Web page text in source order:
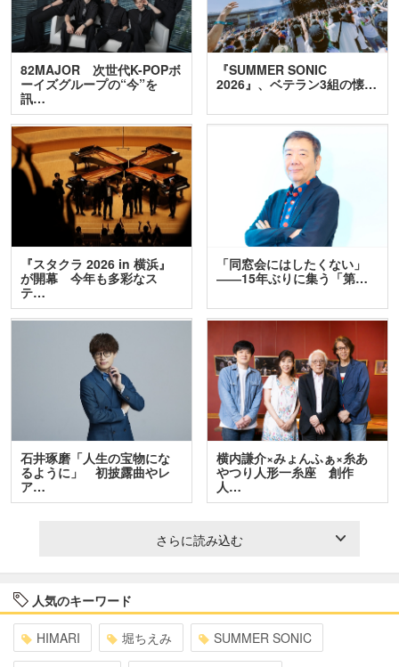
82MAJOR 次世代K-POPボ
ーイズグループの“今”を
訊…
『SUMMER SONIC
2026』、ベテラン3組の懐…
『スタクラ 2026 in 横浜』
が開幕 今年も多彩なス
テ…
「同窓会にはしたくない」
――15年ぶりに集う「第…
石井琢磨「人生の宝物にな
るように」 初披露曲やレ
ア…
横内謙介×みょんふぁ×糸あ
やつり人形一糸座 創作
人…
さらに読み込む
人気のキーワード
HIMARI 堀ちえみ SUMMER SONIC